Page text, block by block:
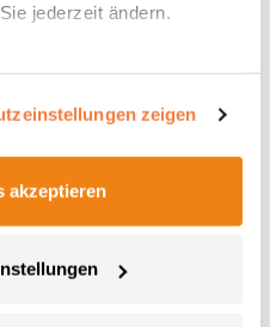
jederzeit ändern.
zeigen
akzeptieren
Weicher,
200
Herst.-Nr.:
Ltd. Narcisova 1 821 01
*